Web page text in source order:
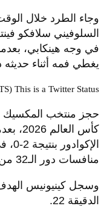
وجاء الطرد خلال
السلوفيني سلافكو
في وجه هينكابي،
يغطي فمه أثناء
This is a Twitter Status
كأس
منافسات دور الـ32 من البطولة ذاتها.
وسجل كينيونيس
الدقيقة 22.